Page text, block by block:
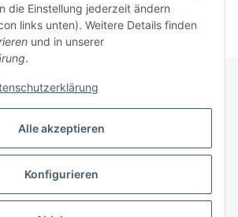
Alle akzeptieren
Konfigurieren
die Einstellung jederzeit ändern
links unten). Weitere Details finden
und in unserer
.
Vertrag widerrufen
USt., zzgl.